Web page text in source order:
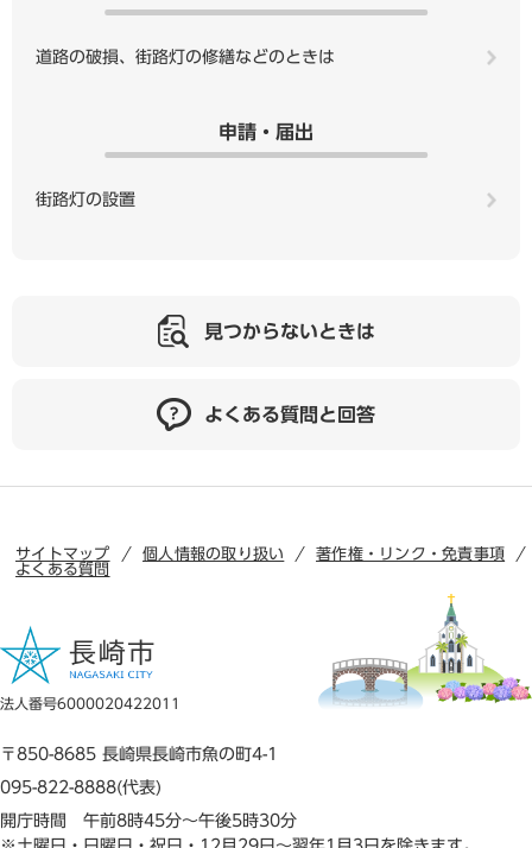
道路の破損、街路灯の修繕などのときは
申請・届出
街路灯の設置
見つからないときは
よくある質問と回答
サイトマップ 個人情報の取り扱い
著作権・リンク・免責事項
よくある質問
法人番号6000020422011
〒850-8685 長崎県長崎市魚の町4-1
095-822-8888(代表)
開庁時間 午前8時45分～午後5時30分